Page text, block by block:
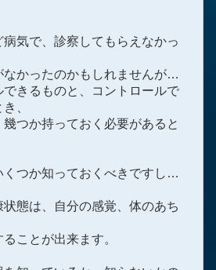
気で、診察してもらえなかっ
なかったのかもしれませんが…
できるものと、コントロールで
、
つか持っておく必要があると
くつか知っておくべきですし…
態は、自分の感覚、体のあち
ことが出来ます。